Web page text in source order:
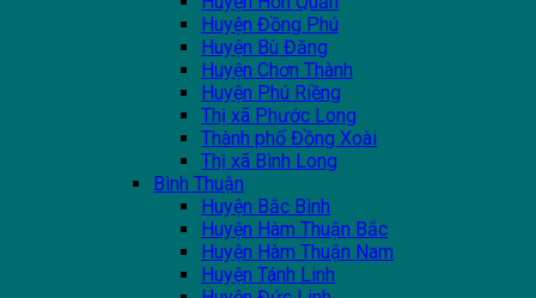
Huyện Đồng Phú
Huyện Bù Đăng
Huyện Chơn Thành
Huyện Phú Riềng
Thị xã Phước Long
Thành phố Đồng Xoài
Thị xã Bình Long
Bình Thuận
Huyện Bắc Bình
Huyện Hàm Thuận Bắc
Huyện Hàm Thuận Nam
Huyện Tánh Linh